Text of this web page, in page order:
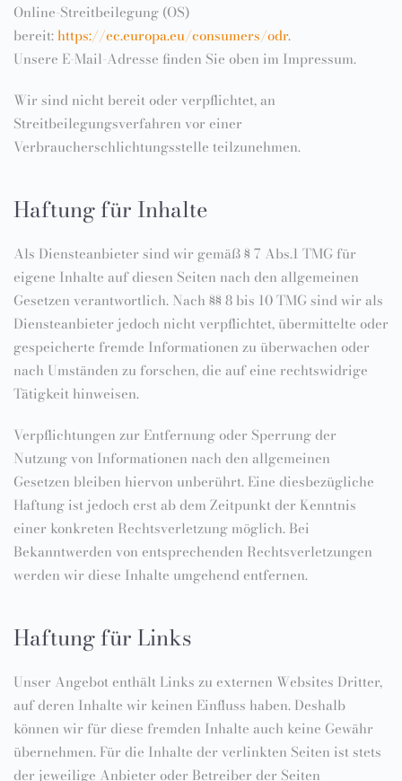
Online-Streitbeilegung (OS)
bereit:https://ec.europa.eu/consumers/odr.
Unsere E-Mail-Adresse finden Sie oben im Impressum.
Wir sind nicht bereit oder verpflichtet, an
Streitbeilegungsverfahren vor einer
Verbraucherschlichtungsstelle teilzunehmen.
Haftung für Inhalte
Als Diensteanbieter sind wir gemäß § 7 Abs.1 TMG für
eigene Inhalte auf diesen Seiten nach den allgemeinen
Gesetzen verantwortlich. Nach §§ 8 bis 10 TMG sind wir als
Diensteanbieter jedoch nicht verpflichtet, übermittelte oder
gespeicherte fremde Informationen zu überwachen oder
nach Umständen zu forschen, die auf eine rechtswidrige
Tätigkeit hinweisen.
Verpflichtungen zur Entfernung oder Sperrung der
Nutzung von Informationen nach den allgemeinen
Gesetzen bleiben hiervon unberührt. Eine diesbezügliche
Haftung ist jedoch erst ab dem Zeitpunkt der Kenntnis
einer konkreten Rechtsverletzung möglich. Bei
Bekanntwerden von entsprechenden Rechtsverletzungen
werden wir diese Inhalte umgehend entfernen.
Haftung für Links
Unser Angebot enthält Links zu externen Websites Dritter,
auf deren Inhalte wir keinen Einfluss haben. Deshalb
können wir für diese fremden Inhalte auch keine Gewähr
übernehmen. Für die Inhalte der verlinkten Seiten ist stets
der jeweilige Anbieter oder Betreiber der Seiten